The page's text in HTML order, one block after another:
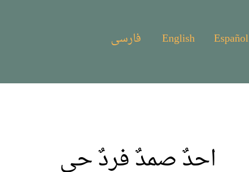
فارسی English Español
احدٌ صمدٌ فردٌ حی